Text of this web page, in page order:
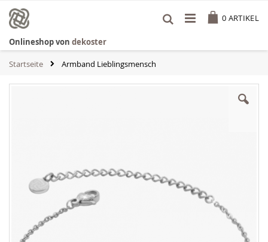
Inhalt
springen
0 ARTIKEL
Onlineshop von dekoster
Startseite Armband Lieblingsmensch